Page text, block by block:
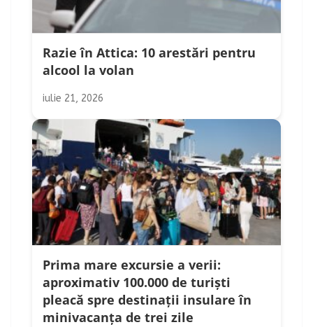
Razie în Attica: 10 arestări pentru
alcool la volan
iulie 21, 2026
Prima mare excursie a verii:
aproximativ 100.000 de turiști
pleacă spre destinații insulare în
minivacanța de trei zile